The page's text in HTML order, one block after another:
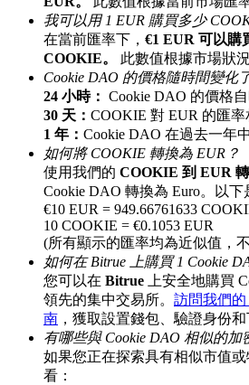
邀请好友
邀請朋友獲得現金獎勵
BTC 專享獎勵
我可以用 1 EUR 購買多少
在當前匯率下， €1 EUR 可以購
COOKIE。
此數值根據市場狀況
Cookie DAO 的價格隨時間變化
24 小時： Cookie DAO 的價格
30 天： COOKIE 對 EUR 的匯
1 年： Cookie DAO 在過去一年
如何將 COOKIE 轉換為 EUR？
使用我們的 COOKIE 到 EUR
Cookie DAO 轉換為 Euro。以下
€10 EUR = 949.66761633
10 COOKIE = €0.1053 EUR
(所有顯示的匯率均為近似值，
如何在 Bitrue 上購買 1 Cookie
您可以在 Bitrue 上安全地購買
領先的集中交易所。 訪問我們
南 ，獲取設置錢包、驗證身份和
有哪些與 Cookie DAO 相似的加
如果您正在探索具有相似市值
看：